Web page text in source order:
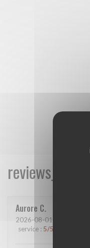
Aurore C
2026-08-01
service : 5/5